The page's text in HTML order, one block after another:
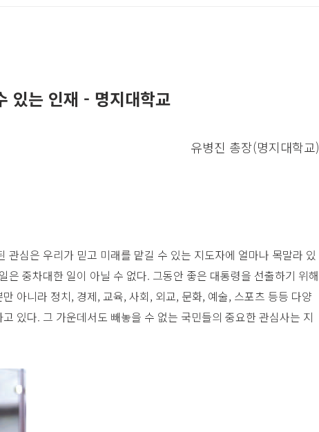
있는 인재 - 명지대학교
유병진 총장(명지대학교)
심은 우리가 믿고 미래를 맡길 수 있는 지도자에 얼마나 목말라 있
중차대한 일이 아닐 수 없다. 그동안 좋은 대통령을 선출하기 위해
아니라 정치, 경제, 교육, 사회, 외교, 문화, 예술, 스포츠 등등 다양
있다. 그 가운데서도 빼놓을 수 없는 국민들의 중요한 관심사는 지